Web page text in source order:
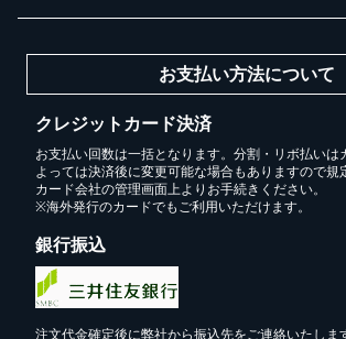
お支払い方法について
クレジットカード決済
お支払い回数は一括となります。分割・リボ払いは
よっては決済後に変更可能な場合もありますので規
カード会社の管理画面上よりお手続きください。
※海外発行のカードでもご利用いただけます。
銀行振込
注文代金確定後に弊社から振込先をご連絡いたしま